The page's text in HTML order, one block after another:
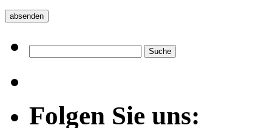
Folgen Sie uns: